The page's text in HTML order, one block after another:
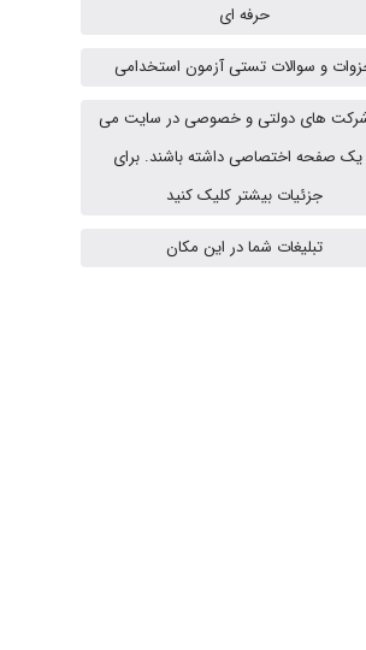
fatima
حرفه ای
و سوالات تستی آزمون استخدامی
های دولتی و خصوصی در سایت می
یک صفحه اختصاصی داشته باشند. برای
جزئیات بیشتر کلیک کنید
تبلیغات شما در این مکان